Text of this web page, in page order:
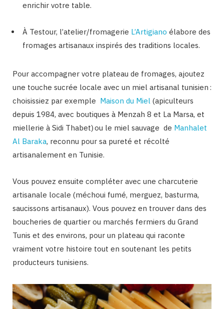
enrichir votre table.
À Testour, l’atelier/fromagerie L’Artigiano élabore des
fromages artisanaux inspirés des traditions locales.
Pour accompagner votre plateau de fromages, ajoutez
une touche sucrée locale avec un miel artisanal tunisien :
choisissiez par exemple Maison du Miel (apiculteurs
depuis 1984, avec boutiques à Menzah 8 et La Marsa, et
miellerie à Sidi Thabet) ou le miel sauvage de Manhalet
Al Baraka, reconnu pour sa pureté et récolté
artisanalement en Tunisie.
Vous pouvez ensuite compléter avec une charcuterie
artisanale locale (méchoui fumé, merguez, basturma,
saucissons artisanaux). Vous pouvez en trouver dans des
boucheries de quartier ou marchés fermiers du Grand
Tunis et des environs, pour un plateau qui raconte
vraiment votre histoire tout en soutenant les petits
producteurs tunisiens.